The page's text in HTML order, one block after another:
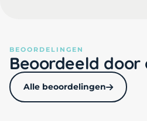
BEOORDELINGEN
Beoordeeld door
Alle beoordelingen